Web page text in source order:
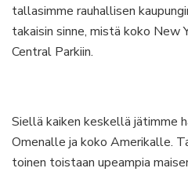
tallasimme rauhallisen
takaisin sinne, mistä koko New
Central Parkiin.
Siellä kaiken keskellä jätimme
Omenalle ja koko Amerikalle.
toinen toistaan upeampia